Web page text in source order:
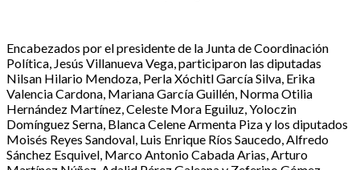
Encabezados por el presidente de la Junta de Coordinación
Política, Jesús Villanueva Vega, participaron las diputadas
Nilsan Hilario Mendoza, Perla Xóchitl García Silva, Erika
Valencia Cardona, Mariana García Guillén, Norma Otilia
Hernández Martínez, Celeste Mora Eguiluz, Yoloczin
Domínguez Serna, Blanca Celene Armenta Piza y los diputados
Moisés Reyes Sandoval, Luis Enrique Ríos Saucedo, Alfredo
Sánchez Esquivel, Marco Antonio Cabada Arias, Arturo